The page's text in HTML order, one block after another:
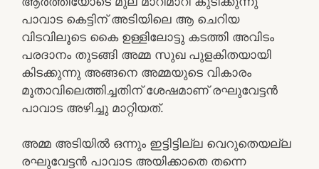
പാവാട കെട്ടിന് അടിയിലെ ആ ചെറിയ
വിടവിലൂടെ കൈ ഉള്ളിലോട്ടു കടത്തി അവിടം
പരദാനം തുടങ്ങി അമ്മ സുഖ പുളകിതയായി
കിടക്കുന്നു അങ്ങനെ അമ്മയുടെ വികാരം
മൂതാവിലെത്തിച്ചതിന് ശേഷമാണ് രഘുവേട്ടൻ
പാവാട അഴിച്ചു മാറ്റിയത്.
അമ്മ അടിയിൽ ഒന്നും ഇട്ടിട്ടില്ല വെറുതെയല്ല
രഘുവേട്ടൻ പാവാട അയിക്കാതെ തന്നെ